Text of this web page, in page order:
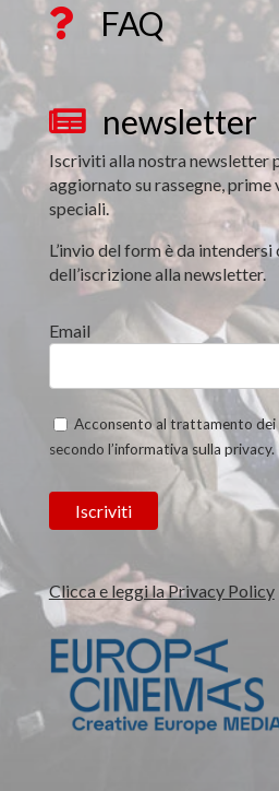
 FAQ
 newsletter
Iscriviti alla nostra newsletter
aggiornato su rassegne, prime
speciali.
L’invio del form è da
dell’iscrizione alla newsletter.
Email
Acconsento al trattamento dei
secondo l’informativa sulla privacy.
Clicca e leggi la Privacy Policy